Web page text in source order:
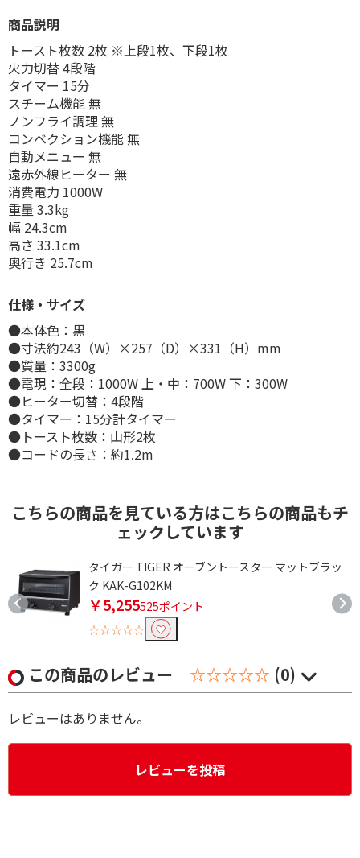
商品説明
トースト枚数 2枚 ※上段1枚、下段1枚
火力切替 4段階
タイマー 15分
スチーム機能 無
ノンフライ調理 無
コンベクション機能 無
自動メニュー 無
遠赤外線ヒーター 無
消費電力 1000W
重量 3.3kg
幅 24.3cm
高さ 33.1cm
奥行き 25.7cm
仕様・サイズ
●本体色：黒
●寸法約243（W）×257（D）×331（H）mm
●質量：3300g
●電現：全段：1000W 上・中：700W 下：300W
●ヒーター切替：4段階
●タイマー：15分計タイマー
●トースト枚数：山形2枚
●コードの長さ：約1.2m
こちらの商品を見ている方はこちらの商品もチ
ェックしています
タイガー TIGER オーブントースター マットブラッ
ク KAK-G102KM
￥5,255525ポイント
☆☆☆☆☆
この商品のレビュー ☆☆☆☆☆ (0)
レビューはありません。
レビューを投稿